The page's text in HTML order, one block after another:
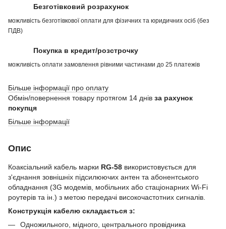
Безготівковий розрахунок
можливість безготівкової оплати для фізичних та юридичних осіб (без
ПДВ)
Покупка в кредит/розстрочку
можливість оплати замовлення рівними частинами до 25 платежів
Більше інформації про оплату
Обмін/повернення товару протягом 14 днів за рахунок
покупця
Більше інформації
Опис
Коаксіальний кабель марки RG-58 використовується для
з'єднання зовнішніх підсилюючих антен та абонентського
обладнання (3G модемів, мобільних або стаціонарних Wi-Fi
роутерів та ін.) з метою передачі високочастотних сигналів.
Конструкція кабелю складається з:
Одножильного, мідного, центрального провідника